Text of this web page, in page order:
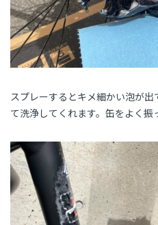
スプレーするとキメ細かい泡が
て洗浄してくれます。缶をよく振